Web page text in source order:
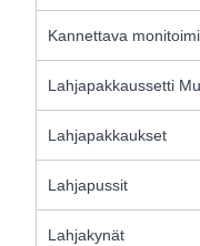
Kannettava
Lahjapakkaussetti
Lahjapakkaukset
Lahjapussit
Lahjakynät